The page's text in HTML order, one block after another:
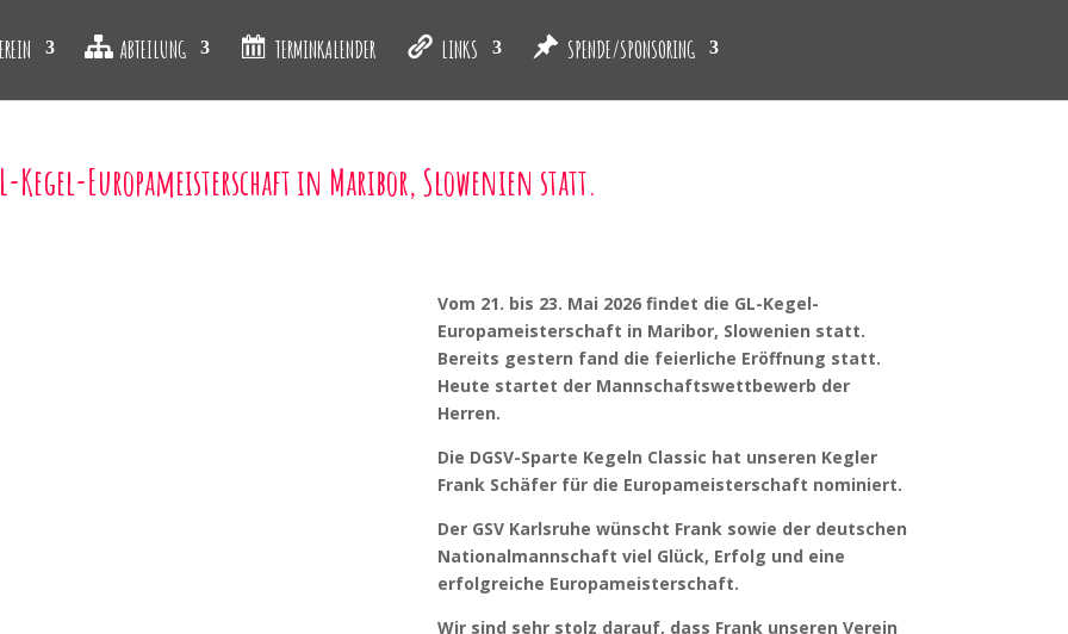
ABTEILUNG TERMINKALENDER LINKS SPENDE/SPONSORING
Kegel-Europameisterschaft in Maribor, Slowenien statt.
Vom 21. bis 23. Mai 2026 findet die GL-Kegel-
Europameisterschaft in Maribor, Slowenien statt.
Bereits gestern fand die feierliche Eröffnung statt.
Heute startet der Mannschaftswettbewerb der
Herren.
Die DGSV-Sparte Kegeln Classic hat unseren Kegler
Frank Schäfer für die Europameisterschaft nominiert.
Der GSV Karlsruhe wünscht Frank sowie der deutschen
Nationalmannschaft viel Glück, Erfolg und eine
erfolgreiche Europameisterschaft.
Wir sind sehr stolz darauf, dass Frank unseren Verein